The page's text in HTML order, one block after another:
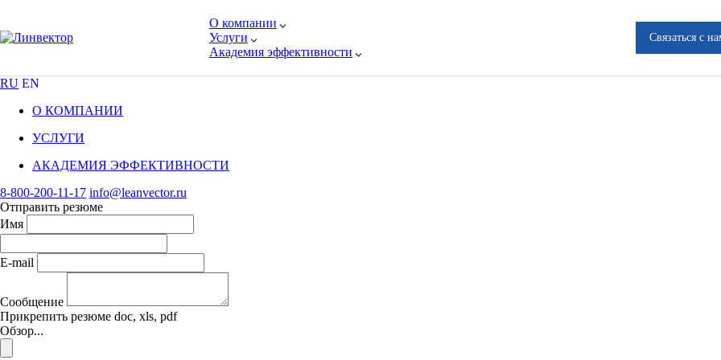
О компании
Услуги
Академия эффективности
Связаться с
RU EN
О КОМПАНИИ
УСЛУГИ
АКАДЕМИЯ ЭФФЕКТИВНОСТИ
8-800-200-11-17 info@leanvector.ru
Отправить резюме
Имя
E-mail
Сообщение
Прикрепить резюме doc, xls, pdf
Обзор...